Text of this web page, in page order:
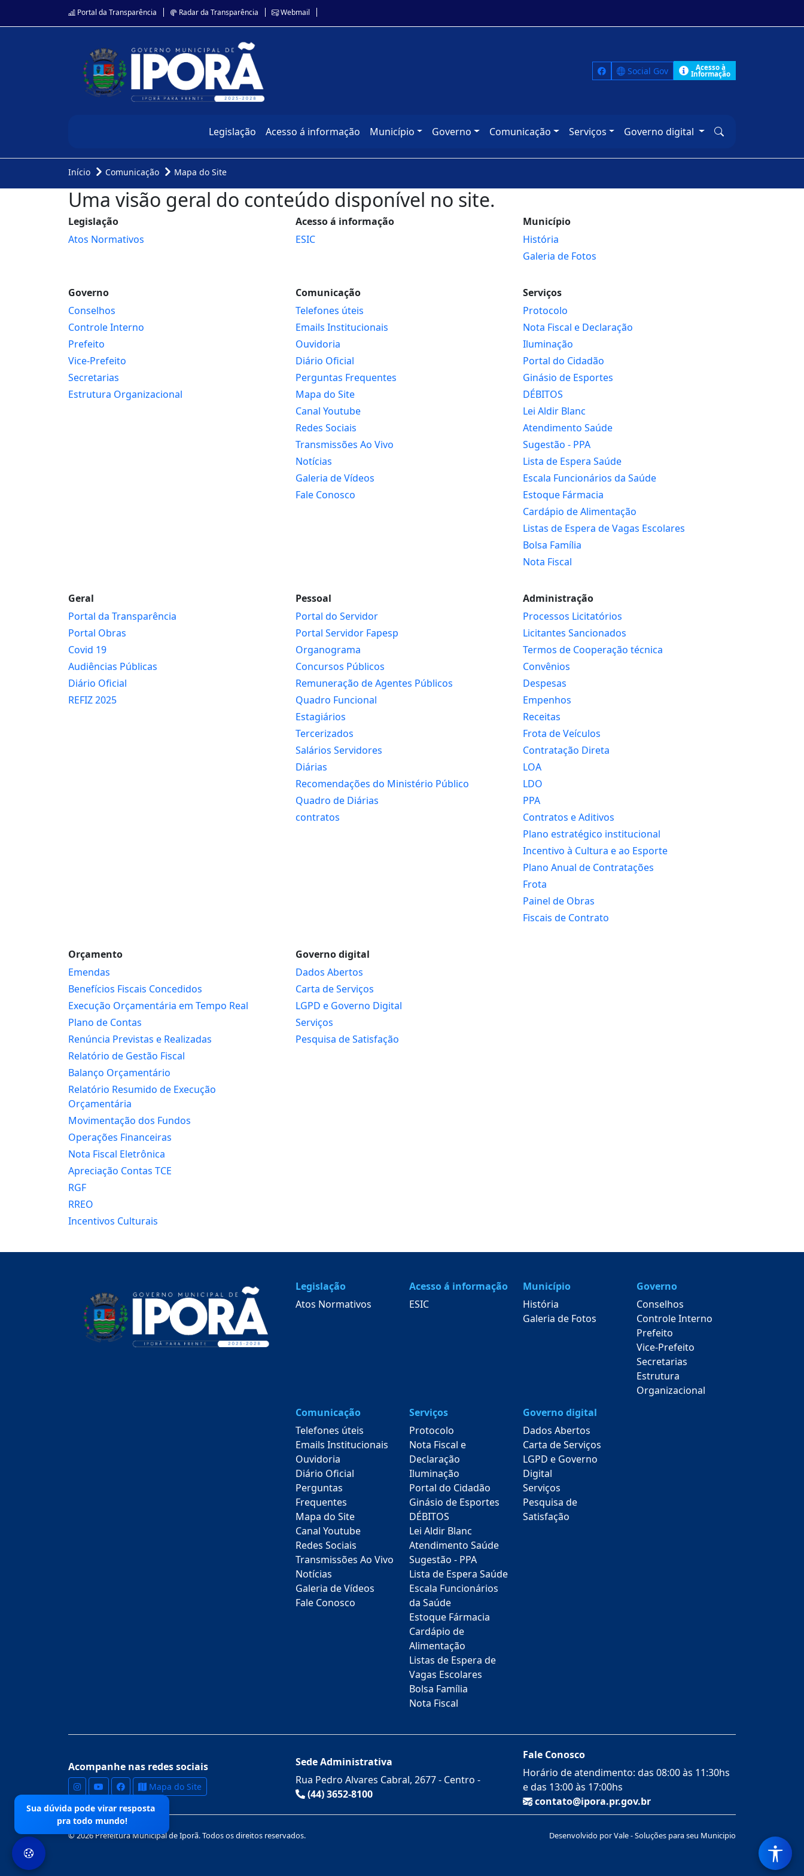
Portal da Transparência Radar da Transparência Webmail
Social Gov Acesso à
Informação
Legislação Acesso á informação Município Governo Comunicação Serviços Governo digital
Início Comunicação Mapa do Site
Uma visão geral do conteúdo disponível no site.
Legislação
Atos Normativos
Acesso á informação
ESIC
Município
História
Galeria de Fotos
Governo
Conselhos
Controle Interno
Prefeito
Vice-Prefeito
Secretarias
Estrutura Organizacional
Comunicação
Telefones úteis
Emails Institucionais
Ouvidoria
Diário Oficial
Perguntas Frequentes
Mapa do Site
Canal Youtube
Redes Sociais
Transmissões Ao Vivo
Notícias
Galeria de Vídeos
Fale Conosco
Serviços
Protocolo
Nota Fiscal e Declaração
Iluminação
Portal do Cidadão
Ginásio de Esportes
DÉBITOS
Lei Aldir Blanc
Atendimento Saúde
Sugestão - PPA
Lista de Espera Saúde
Escala Funcionários da Saúde
Estoque Fármacia
Cardápio de Alimentação
Listas de Espera de Vagas Escolares
Bolsa Família
Nota Fiscal
Geral
Portal da Transparência
Portal Obras
Covid 19
Audiências Públicas
Diário Oficial
REFIZ 2025
Pessoal
Portal do Servidor
Portal Servidor Fapesp
Organograma
Concursos Públicos
Remuneração de Agentes Públicos
Quadro Funcional
Estagiários
Tercerizados
Salários Servidores
Diárias
Recomendações do Ministério Público
Quadro de Diárias
contratos
Administração
Processos Licitatórios
Licitantes Sancionados
Termos de Cooperação técnica
Convênios
Despesas
Empenhos
Receitas
Frota de Veículos
Contratação Direta
LOA
LDO
PPA
Contratos e Aditivos
Plano estratégico institucional
Incentivo à Cultura e ao Esporte
Plano Anual de Contratações
Frota
Painel de Obras
Fiscais de Contrato
Orçamento
Emendas
Benefícios Fiscais Concedidos
Execução Orçamentária em Tempo Real
Plano de Contas
Renúncia Previstas e Realizadas
Relatório de Gestão Fiscal
Balanço Orçamentário
Relatório Resumido de Execução
Orçamentária
Movimentação dos Fundos
Operações Financeiras
Nota Fiscal Eletrônica
Apreciação Contas TCE
RGF
RREO
Incentivos Culturais
Governo digital
Dados Abertos
Carta de Serviços
LGPD e Governo Digital
Serviços
Pesquisa de Satisfação
Legislação
Atos Normativos
Acesso á informação
ESIC
Município
História
Galeria de Fotos
Governo
Conselhos
Controle Interno
Prefeito
Vice-Prefeito
Secretarias
Estrutura
Organizacional
Comunicação
Telefones úteis
Emails Institucionais
Ouvidoria
Diário Oficial
Perguntas
Frequentes
Mapa do Site
Canal Youtube
Redes Sociais
Transmissões Ao Vivo
Notícias
Galeria de Vídeos
Fale Conosco
Serviços
Protocolo
Nota Fiscal e
Declaração
Iluminação
Portal do Cidadão
Ginásio de Esportes
DÉBITOS
Lei Aldir Blanc
Atendimento Saúde
Sugestão - PPA
Lista de Espera Saúde
Escala Funcionários
da Saúde
Estoque Fármacia
Cardápio de
Alimentação
Listas de Espera de
Vagas Escolares
Bolsa Família
Nota Fiscal
Governo digital
Dados Abertos
Carta de Serviços
LGPD e Governo
Digital
Serviços
Pesquisa de
Satisfação
Acompanhe nas redes sociais
Mapa do Site
Sede Administrativa
Rua Pedro Alvares Cabral, 2677 - Centro -
(44) 3652-8100
Fale Conosco
Horário de atendimento: das 08:00 às 11:30hs
e das 13:00 às 17:00hs
contato@ipora.pr.gov.br
© 2026 Prefeitura Municipal de Iporã. Todos os direitos reservados. Desenvolvido por Vale - Soluções para seu Municipio
Sua dúvida pode virar resposta
pra todo mundo!